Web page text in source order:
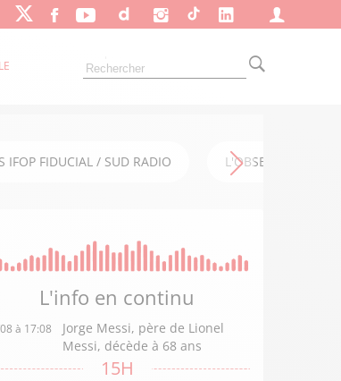
IFOP FIDUCIAL / SUD RADIO L'OBSERVATOIRE
L'info en continu
à 17:08
Jorge Messi, père de Lionel
Messi, décède à 68 ans
15H